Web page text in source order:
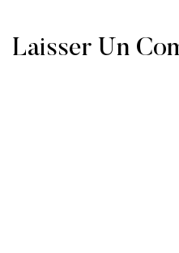
Laisser Un